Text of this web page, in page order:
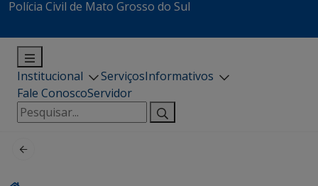
Polícia Civil de Mato Grosso do Sul
Institucional ServiçosInformativos
Fale ConoscoServidor
Pesquisar
por: